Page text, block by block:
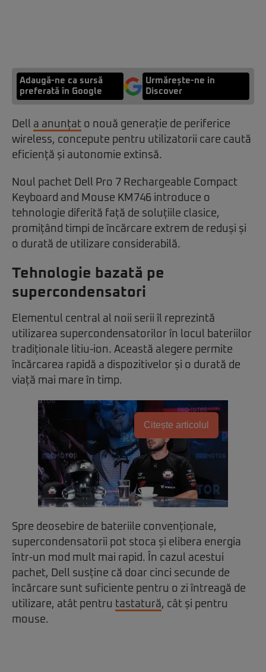
Adaugă-ne ca sursă
preferată în Google
Urmărește-ne in
Discover
Dell a anunțat o nouă generație de periferice
wireless, concepute pentru utilizatorii care caută
eficiență și autonomie extinsă.
Noul pachet Dell Pro 7 Rechargeable Compact
Keyboard and Mouse KM746 introduce o
tehnologie diferită față de soluțiile clasice,
promițând timpi de încărcare extrem de reduși și
o durată de utilizare considerabilă.
Tehnologie bazată pe
supercondensatori
Elementul central al noii serii îl reprezintă
utilizarea supercondensatorilor în locul bateriilor
tradiționale litiu-ion. Această alegere permite
încărcarea rapidă a dispozitivelor și o durată de
viață mai mare în timp.
Citește articolul
Spre deosebire de bateriile convenționale,
supercondensatorii pot stoca și elibera energia
într-un mod mult mai rapid. În cazul acestui
pachet, Dell susține că doar cinci secunde de
încărcare sunt suficiente pentru o zi întreagă de
utilizare, atât pentru tastatură, cât și pentru
mouse.